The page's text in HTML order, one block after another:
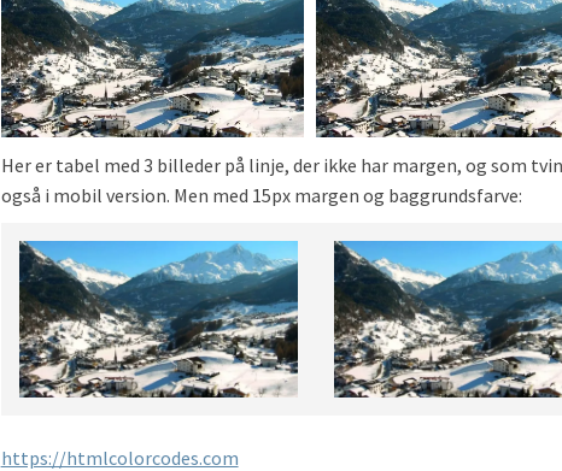
Her er tabel med 3 billeder på linje, der ikke har margen, og som
også i mobil version. Men med 15px margen og baggrundsfarve:
https://htmlcolorcodes.com